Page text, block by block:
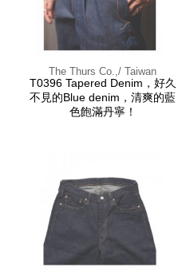
The Thurs Co.,/ Taiwan
T0396 Tapered Denim，好久
不見的Blue denim，清爽的藍
色飽滿丹寧！